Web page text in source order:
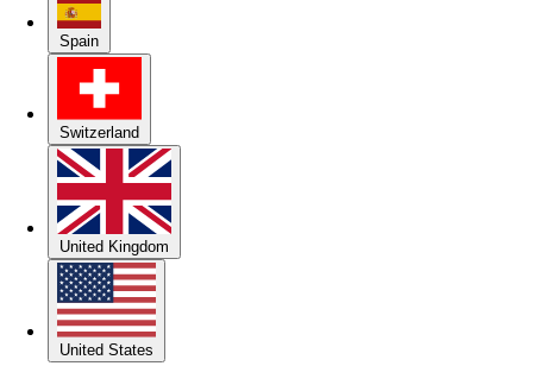
Spain
Switzerland
United Kingdom
United States